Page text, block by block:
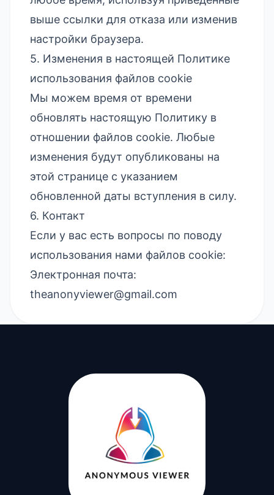
выше ссылки для отказа или изменив
настройки браузера.
5. Изменения в настоящей Политике
использования файлов cookie
Мы можем время от времени
обновлять настоящую Политику в
отношении файлов cookie. Любые
изменения будут опубликованы на
этой странице с указанием
обновленной даты вступления в силу.
6. Контакт
Если у вас есть вопросы по поводу
использования нами файлов cookie:
Электронная почта:
theanonyviewer@gmail.com